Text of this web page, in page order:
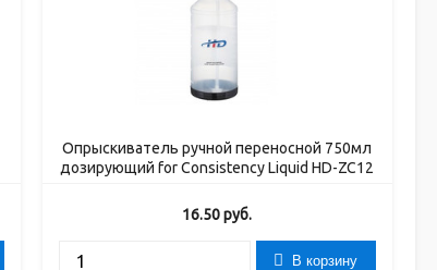
Опрыскиватель ручной переносной 750мл
дозирующий for Consistency Liquid HD-ZC12
16.50руб.
В корзину